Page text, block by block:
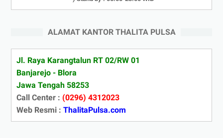
ALAMAT KANTOR THALITA PULSA
Jl. Raya Karangtalun RT 02/RW 01
Banjarejo - Blora
Jawa Tengah 58253
Call Center : (0296) 4312023
Web Resmi : ThalitaPulsa.com